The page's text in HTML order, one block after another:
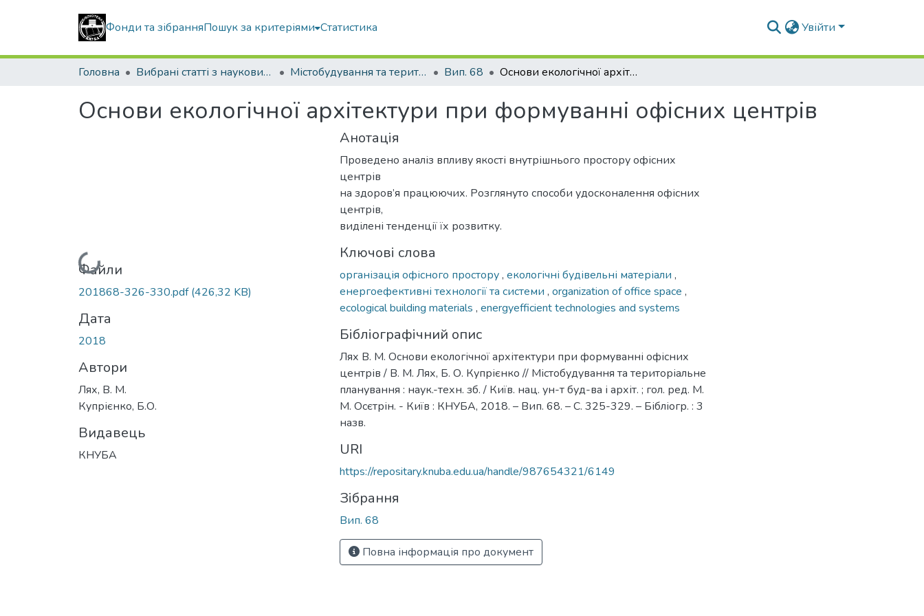
Фонди та зібранняПошук за критеріями Статистика Увійти
Головна Вибрані статті з наукових збірників КНУБА Містобудування та територіальне планування Вип. 68 Основи екологічної архітектури при формуванні офісних центрів
Основи екологічної архітектури при формуванні офісних центрів
Вантажиться...
Файли
201868-326-330.pdf(426,32 KB)
Дата
2018
Автори
Лях, В. М.
Купрієнко, Б.О.
Видавець
КНУБА
Анотація
Проведено аналіз впливу якості внутрішнього простору офісних
центрів
на здоров’я працюючих. Розглянуто способи удосконалення офісних
центрів,
виділені тенденції їх розвитку.
Ключові слова
організація офісного простору, екологічні будівельні матеріали ,
енергоефективні технології та системи , organization of office space ,
ecological building materials , energyefficient technologies and systems
Бібліографічний опис
Лях В. М. Основи екологічної архітектури при формуванні офісних
центрів / В. М. Лях, Б. О. Купрієнко // Містобудування та територіальне
планування : наук.-техн. зб. / Київ. нац. ун-т буд-ва і архіт. ; гол. ред. М.
М. Осєтрін. - Київ : КНУБА, 2018. – Вип. 68. – С. 325-329. – Бібліогр. : 3
назв.
URI
https://repositary.knuba.edu.ua/handle/987654321/6149
Зібрання
Вип. 68
Повна інформація про документ